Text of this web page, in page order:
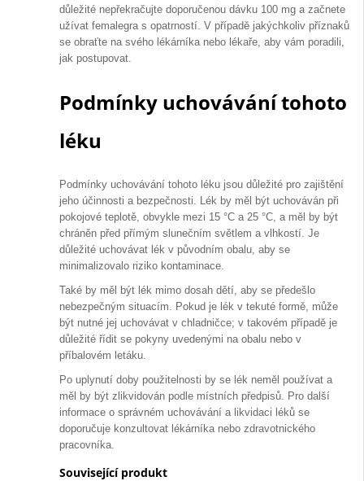
důležité nepřekračujte doporučenou dávku 100 mg a začnete
užívat femalegra s opatrností. V případě jakýchkoliv příznaků
se obraťte na svého lékárníka nebo lékaře, aby vám poradili,
jak postupovat.
Podmínky uchovávání tohoto
léku
Podmínky uchovávání tohoto léku jsou důležité pro zajištění
jeho účinnosti a bezpečnosti. Lék by měl být uchováván při
pokojové teplotě, obvykle mezi 15 °C a 25 °C, a měl by být
chráněn před přímým slunečním světlem a vlhkostí. Je
důležité uchovávat lék v původním obalu, aby se
minimalizovalo riziko kontaminace.
Také by měl být lék mimo dosah dětí, aby se předešlo
nebezpečným situacím. Pokud je lék v tekuté formě, může
být nutné jej uchovávat v chladničce; v takovém případě je
důležité řídit se pokyny uvedenými na obalu nebo v
příbalovém letáku.
Po uplynutí doby použitelnosti by se lék neměl používat a
měl by být zlikvidován podle místních předpisů. Pro další
informace o správném uchovávání a likvidaci léků se
doporučuje konzultovat lékárníka nebo zdravotnického
pracovníka.
Související produkt